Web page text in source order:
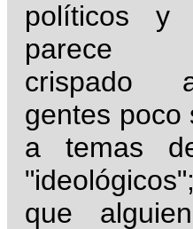
políticos y
parece
crispado
gentes poco
a temas
que